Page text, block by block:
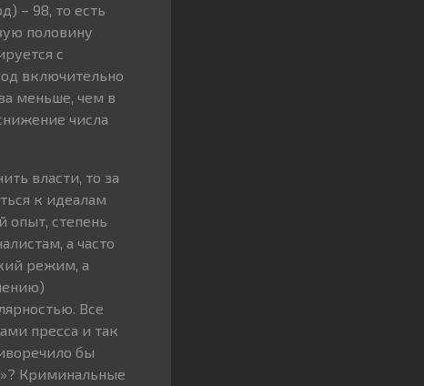
– 98, то есть
половину
с
включительно
меньше, чем в
числа
власти, то за
к идеалам
опыт, степень
а часто
режим, а
Все
пресса и так
бы
Криминальные